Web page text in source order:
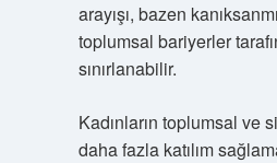
arayışı, bazen
toplumsal bariyerler
sınırlanabilir.
Kadınların toplumsal ve
daha fazla katılım